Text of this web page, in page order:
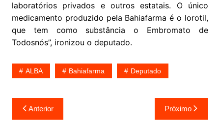
laboratórios privados e outros estatais. O único
medicamento produzido pela Bahiafarma é o lorotil,
que tem como substância o Embromato de
Todosnós”, ironizou o deputado.
ALBA Bahiafarma Deputado
Navegação
de
Anterior Próximo